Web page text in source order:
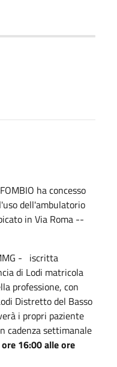
ha concesso
dell'ambulatorio
in Via Roma --
- iscritta
di Lodi matricola
professione, con
Distretto del Basso
i propri paziente
cadenza settimanale
16:00 alle ore